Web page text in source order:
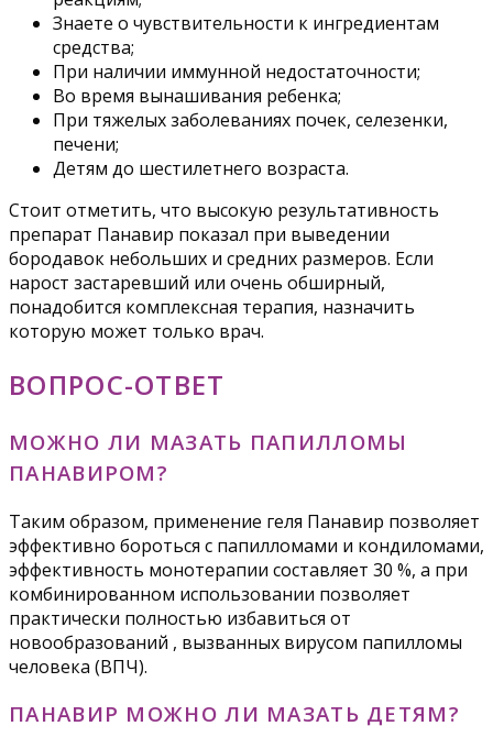
Знаете о чувствительности к ингредиентам
средства;
При наличии иммунной недостаточности;
Во время вынашивания ребенка;
При тяжелых заболеваниях почек, селезенки,
печени;
Детям до шестилетнего возраста.
Стоит отметить, что высокую результативность
препарат Панавир показал при выведении
бородавок небольших и средних размеров. Если
нарост застаревший или очень обширный,
понадобится комплексная терапия, назначить
которую может только врач.
ВОПРОС-ОТВЕТ
МОЖНО ЛИ МАЗАТЬ ПАПИЛЛОМЫ
ПАНАВИРОМ?
Таким образом, применение геля Панавир позволяет
эффективно бороться с папилломами и кондиломами,
эффективность монотерапии составляет 30 %, а при
комбинированном использовании позволяет
практически полностью избавиться от
новообразований , вызванных вирусом папилломы
человека (ВПЧ).
ПАНАВИР МОЖНО ЛИ МАЗАТЬ ДЕТЯМ?